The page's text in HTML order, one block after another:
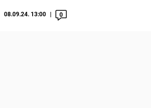
08.09.24. 13:00 0